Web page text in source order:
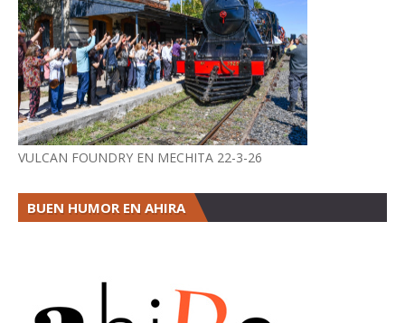
VULCAN FOUNDRY EN MECHITA 22-3-26
BUEN HUMOR EN AHIRA